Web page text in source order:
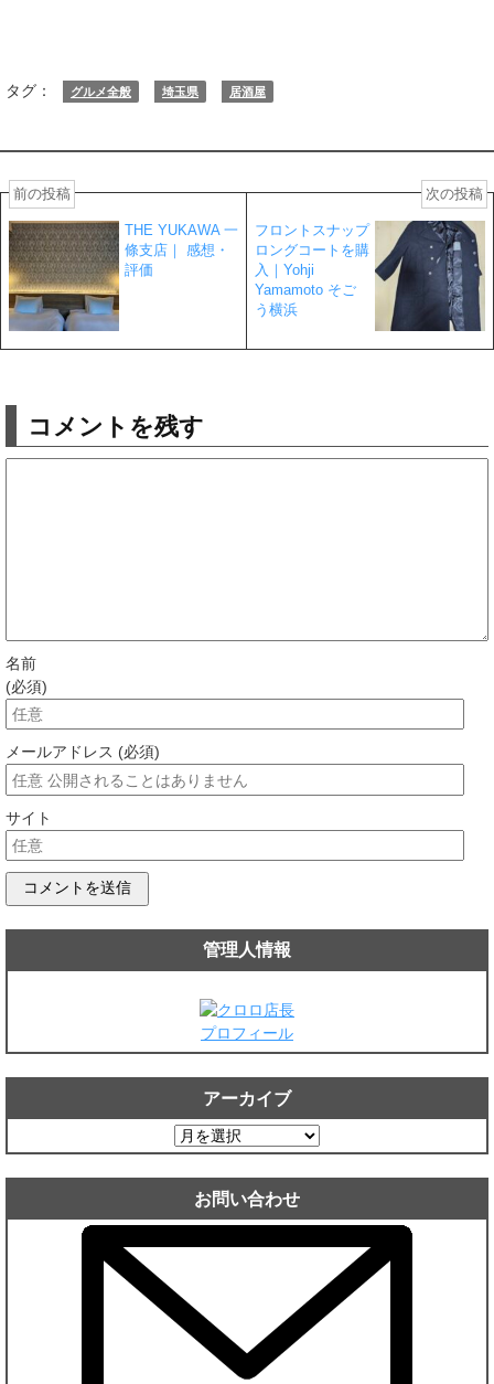
タグ： グルメ全般 埼玉県 居酒屋
前の投稿
THE YUKAWA 一
條支店｜ 感想・
評価
次の投稿
フロントスナップ
ロングコートを購
入｜Yohji
Yamamoto そご
う横浜
コメントを残す
名前
(必須)
メールアドレス (必須)
サイト
管理人情報
プロフィール
アーカイブ
ア
ー
カ
ブ
お問い合わせ